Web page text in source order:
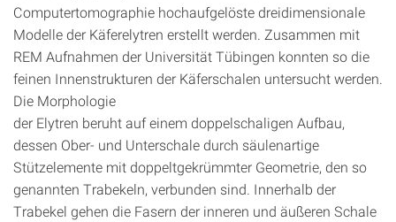
Computertomographie hochaufgelöste dreidimensionale
Modelle der Käferelytren erstellt werden. Zusammen mit
REM Aufnahmen der Universität Tübingen konnten so die
feinen Innenstrukturen der Käferschalen untersucht werden.
Die Morphologie
der Elytren beruht auf einem doppelschaligen Aufbau,
dessen Ober- und Unterschale durch säulenartige
Stützelemente mit doppeltgekrümmter Geometrie, den so
genannten Trabekeln, verbunden sind. Innerhalb der
Trabekel gehen die Fasern der inneren und äußeren Schale